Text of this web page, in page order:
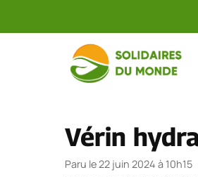
Vérin
Paru le 22 juin 2024 à 10h15